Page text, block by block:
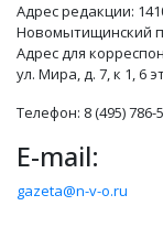
Адрес редакции:
Новомытищинский
Адрес для
ул. Мира, д. 7, к 1, 6
Телефон: 8 (495) 786-
E-mail:
gazeta@n-v-o.ru